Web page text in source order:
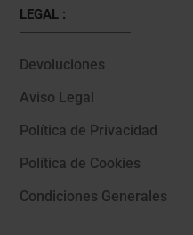
LEGAL :
Devoluciones
Aviso Legal
Política de Privacidad
Política de Cookies
Condiciones Generales